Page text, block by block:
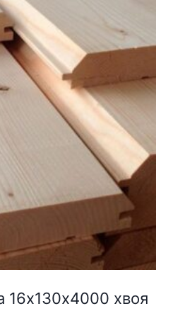
16х130х4000 хвоя